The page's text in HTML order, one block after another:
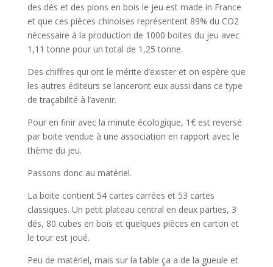
des dés et des pions en bois le jeu est made in France
et que ces pièces chinoises représentent 89% du CO2
nécessaire à la production de 1000 boites du jeu avec
1,11 tonne pour un total de 1,25 tonne.
Des chiffres qui ont le mérite d’exister et on espère que
les autres éditeurs se lanceront eux aussi dans ce type
de traçabilité à l’avenir.
Pour en finir avec la minute écologique, 1€ est reversé
par boite vendue à une association en rapport avec le
thème du jeu.
Passons donc au matériel.
La boite contient 54 cartes carrées et 53 cartes
classiques. Un petit plateau central en deux parties, 3
dés, 80 cubes en bois et quelques pièces en carton et
le tour est joué.
Peu de matériel, mais sur la table ça a de la gueule et